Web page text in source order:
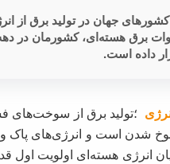
جهان در تولید برق از
مگاوات برق هسته‌ای، کشورمان
داده است.
؛تولید برق از سوخت‌های
شدن است و انرژی‌های پاک و